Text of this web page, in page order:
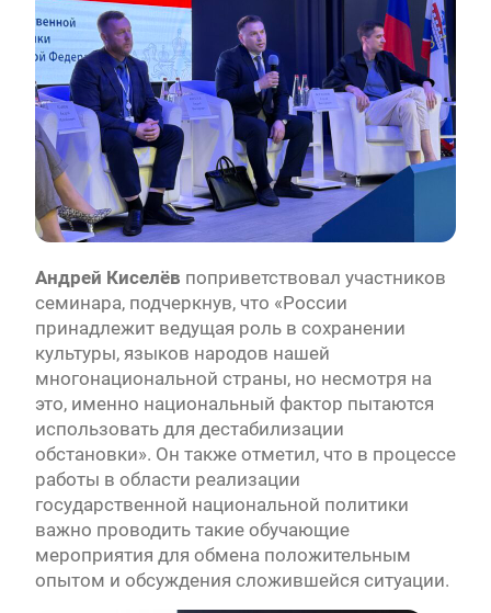
Андрей Киселёв поприветствовал участников
семинара, подчеркнув, что «России
принадлежит ведущая роль в сохранении
культуры, языков народов нашей
многонациональной страны, но несмотря на
это, именно национальный фактор пытаются
использовать для дестабилизации
обстановки». Он также отметил, что в процессе
работы в области реализации
государственной национальной политики
важно проводить такие обучающие
мероприятия для обмена положительным
опытом и обсуждения сложившейся ситуации.